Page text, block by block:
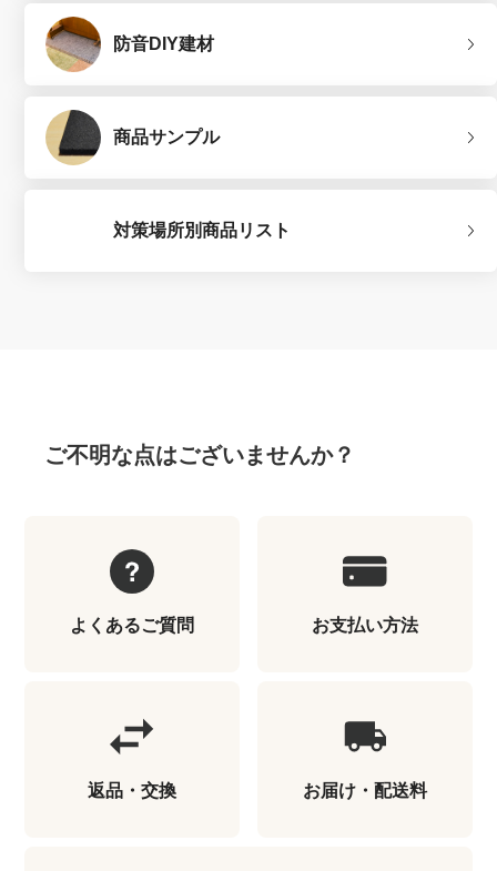
防音DIY建材
商品サンプル
対策場所別商品リスト
ご不明な点はございませんか？
よくあるご質問 お支払い方法
返品・交換 お届け・配送料